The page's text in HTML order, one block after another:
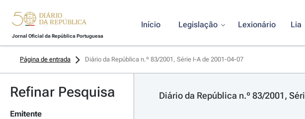
Jornal Oficial da República Portuguesa
Início Legislação Lexionário Lia
Página de entrada Diário da República n.º 83/2001, Série I-A de 2001-04-07
Refinar Pesquisa
Emitente
Diário da República n.º 83/2001,